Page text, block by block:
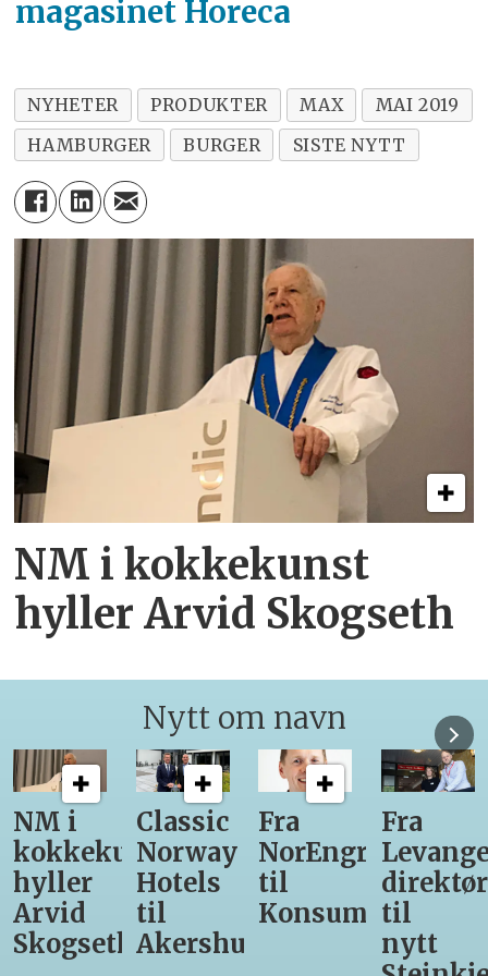
magasinet Horeca
NYHETER PRODUKTER MAX
MAI 2019
HAMBURGER
BURGER SISTE NYTT
NM i kokkekunst
hyller Arvid Skogseth
Nytt om navn
Classic
Norway
Hotels
til
Akershus
Fra
NorEngros
til
Konsumgruppen
Fra
Levanger-
direktør
til
12
får
være
med